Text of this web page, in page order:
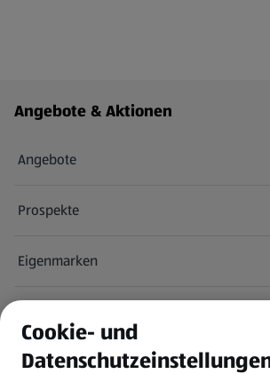
Fußzeilenmenü - weitere Links
Angebote & Aktionen
Angebote
Prospekte
Eigenmarken
Newsletter
Cookie- und